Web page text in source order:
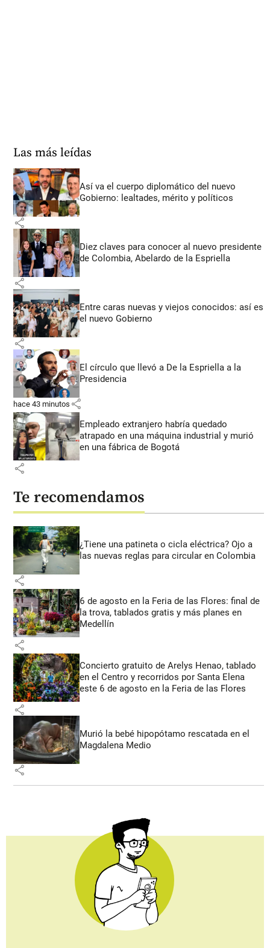
Las más leídas
Así va el cuerpo diplomático del nuevo
Gobierno: lealtades, mérito y políticos
share
Diez claves para conocer al nuevo presidente
de Colombia, Abelardo de la Espriella
share
Entre caras nuevas y viejos conocidos: así es
el nuevo Gobierno
share
El círculo que llevó a De la Espriella a la
Presidencia
hace 43 minutos share
Empleado extranjero habría quedado
atrapado en una máquina industrial y murió
en una fábrica de Bogotá
share
Te recomendamos
¿Tiene una patineta o cicla eléctrica? Ojo a
las nuevas reglas para circular en Colombia
share
6 de agosto en la Feria de las Flores: final de
la trova, tablados gratis y más planes en
Medellín
share
Concierto gratuito de Arelys Henao, tablado
en el Centro y recorridos por Santa Elena
este 6 de agosto en la Feria de las Flores
share
Murió la bebé hipopótamo rescatada en el
Magdalena Medio
share